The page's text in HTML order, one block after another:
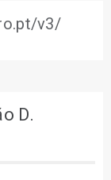
v3/
D.